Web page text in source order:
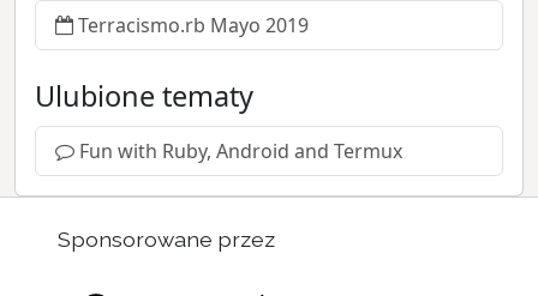
Terracismo.rb Mayo 2019
Ulubione tematy
Fun with Ruby, Android and Termux
Sponsorowane przez